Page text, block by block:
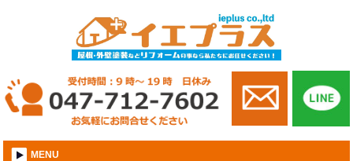
MENU